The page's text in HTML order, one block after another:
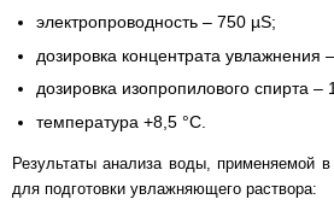
электропроводность – 750 µS;
дозировка концентрата увлажнения
дозировка изопропилового спирта –
температура +8,5 °С.
Результаты анализа воды, применяемой в
для подготовки увлажняющего раствора: